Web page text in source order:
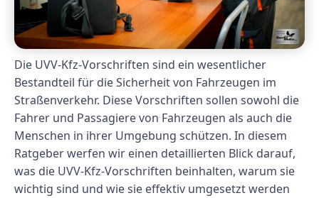
Die UVV-Kfz-Vorschriften sind ein wesentlicher
Bestandteil für die Sicherheit von Fahrzeugen im
Straßenverkehr. Diese Vorschriften sollen sowohl die
Fahrer und Passagiere von Fahrzeugen als auch die
Menschen in ihrer Umgebung schützen. In diesem
Ratgeber werfen wir einen detaillierten Blick darauf,
was die UVV-Kfz-Vorschriften beinhalten, warum sie
wichtig sind und wie sie effektiv umgesetzt werden